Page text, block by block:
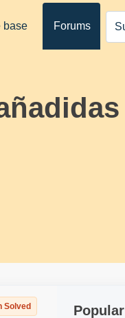
base Forums
Solved